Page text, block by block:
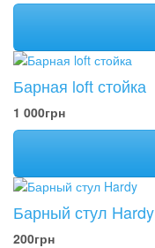
Барная loft стойка
1 000грн
Барный стул Hardy
200грн